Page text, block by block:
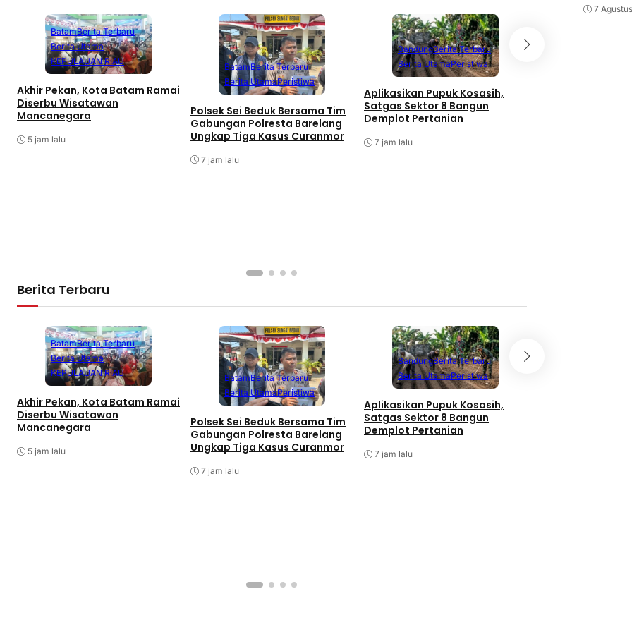
BatamBerita Terbaru
Berita Utama
KEPULAUAN RIAU
Akhir Pekan, Kota Batam Ramai
Diserbu Wisatawan
Mancanegara
5 jam lalu
BatamBerita Terbaru
Berita UtamaPeristiwa
Polsek Sei Beduk Bersama Tim
Gabungan Polresta Barelang
Ungkap Tiga Kasus Curanmor
7 jam lalu
BandungBerita Terbaru
Berita UtamaPeristiwa
Aplikasikan Pupuk Kosasih,
Satgas Sektor 8 Bangun
Demplot Pertanian
7 jam lalu
Berita Terbaru
BatamBerita Terbaru
Berita Utama
KEPULAUAN RIAU
Akhir Pekan, Kota Batam Ramai
Diserbu Wisatawan
Mancanegara
5 jam lalu
BatamBerita Terbaru
Berita UtamaPeristiwa
Polsek Sei Beduk Bersama Tim
Gabungan Polresta Barelang
Ungkap Tiga Kasus Curanmor
7 jam lalu
BandungBerita Terbaru
Berita UtamaPeristiwa
Aplikasikan Pupuk Kosasih,
Satgas Sektor 8 Bangun
Demplot Pertanian
7 jam lalu
7